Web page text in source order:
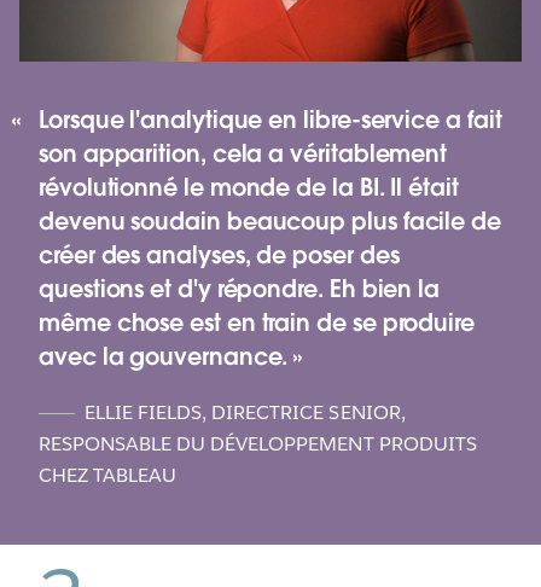
Video
Lorsque l'analytique en libre-service a fait
son apparition, cela a véritablement
révolutionné le monde de la BI. Il était
devenu soudain beaucoup plus facile de
créer des analyses, de poser des
questions et d'y répondre. Eh bien la
même chose est en train de se produire
avec la gouvernance.
ELLIE FIELDS, DIRECTRICE SENIOR,
RESPONSABLE DU DÉVELOPPEMENT PRODUITS
CHEZ TABLEAU